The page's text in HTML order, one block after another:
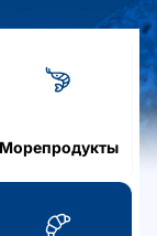
Морепродукты